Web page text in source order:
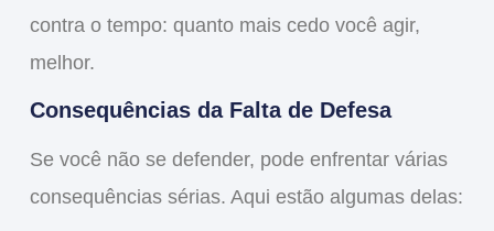
contra o tempo: quanto mais cedo você agir,
melhor.
Consequências da Falta de Defesa
Se você não se defender, pode enfrentar várias
consequênciassérias. Aqui estão algumas delas: